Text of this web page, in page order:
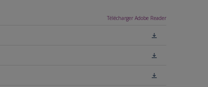
Télécharger Adobe Reader